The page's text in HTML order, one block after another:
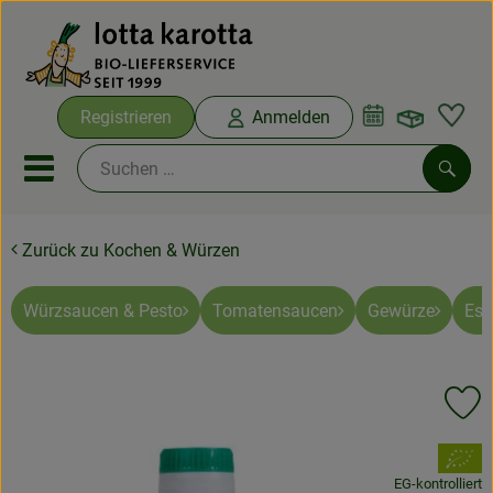
Registrieren Anmelden
Mobiles Menu öffnen oder
Ökokisten
Bio-Kochboxen
Zurück zu Kochen & Würzen
Würzsaucen & Pesto Tomatensaucen Gewürze
, Verband:
EG-kontrolliert